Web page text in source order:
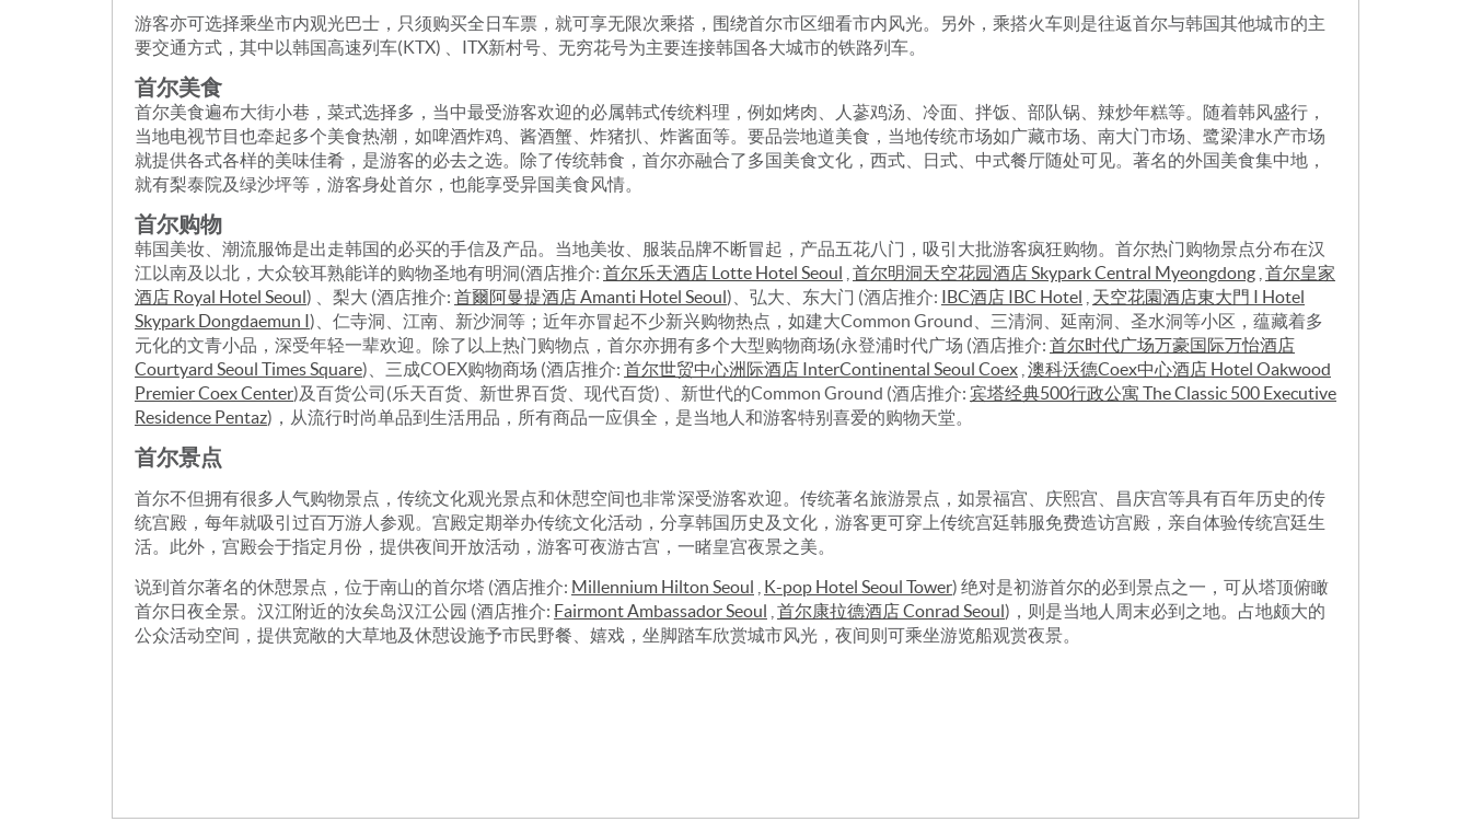
游客亦可选择乘坐市内观光巴士，只须购买全日车票，就可享无限次乘搭，围绕首尔市区细看市内风光。另外，乘搭火车则是往返首尔与韩国其他城市的主
要交通方式，其中以韩国高速列车(KTX) 、ITX新村号、无穷花号为主要连接韩国各大城市的铁路列车。
首尔美食
首尔美食遍布大街小巷，菜式选择多，当中最受游客欢迎的必属韩式传统料理，例如烤肉、人蔘鸡汤、冷面、拌饭、部队锅、辣炒年糕等。随着韩风盛行，
当地电视节目也牵起多个美食热潮，如啤酒炸鸡、酱酒蟹、炸猪扒、炸酱面等。要品尝地道美食，当地传统市场如广藏市场、南大门市场、鹭梁津水产市场
就提供各式各样的美味佳肴，是游客的必去之选。除了传统韩食，首尔亦融合了多国美食文化，西式、日式、中式餐厅随处可见。著名的外国美食集中地，
就有梨泰院及绿沙坪等，游客身处首尔，也能享受异国美食风情。
首尔购物
韩国美妆、潮流服饰是出走韩国的必买的手信及产品。当地美妆、服装品牌不断冒起，产品五花八门，吸引大批游客疯狂购物。首尔热门购物景点分布在汉
江以南及以北，大众较耳熟能详的购物圣地有明洞(酒店推介: 首尔乐天酒店 Lotte Hotel Seoul 首尔明洞天空花园酒店 Skypark Central Myeongdong 首尔皇家
酒店 Royal Hotel Seoul) 、梨大 (酒店推介: 首爾阿曼提酒店 Amanti Hotel Seoul)、弘大、东大门 (酒店推介: IBC酒店 IBC Hotel
天空花園酒店東大門 I Hotel
Skypark Dongdaemun I)、仁寺洞、江南、新沙洞等；近年亦冒起不少新兴购物热点，如建大Common Ground、三清洞、延南洞、圣水洞等小区，蕴藏着多
元化的文青小品，深受年轻一辈欢迎。除了以上热门购物点，首尔亦拥有多个大型购物商场(永登浦时代广场 (酒店推介: 首尔时代广场万豪国际万怡酒店
Courtyard Seoul Times Square)、三成COEX购物商场 (酒店推介: 首尔世贸中心洲际酒店 InterContinental Seoul Coex 澳科沃德Coex中心酒店 Hotel Oakwood
Premier Coex Center)及百货公司(乐天百货、新世界百货、现代百货) 、新世代的Common Ground (酒店推介: 宾塔经典500行政公寓 The Classic 500 Executive
Residence Pentaz)，从流行时尚单品到生活用品，所有商品一应俱全，是当地人和游客特别喜爱的购物天堂。
首尔景点
首尔不但拥有很多人气购物景点，传统文化观光景点和休憇空间也非常深受游客欢迎。传统著名旅游景点，如景福宫、庆熙宫、昌庆宫等具有百年历史的传
统宫殿，每年就吸引过百万游人参观。宫殿定期举办传统文化活动，分享韩国历史及文化，游客更可穿上传统宫廷韩服免费造访宫殿，亲自体验传统宫廷生
活。此外，宫殿会于指定月份，提供夜间开放活动，游客可夜游古宫，一睹皇宫夜景之美。
说到首尔著名的休憇景点，位于南山的首尔塔 (酒店推介: Millennium Hilton Seoul K-pop Hotel Seoul Tower) 绝对是初游首尔的必到景点之一，可从塔顶俯瞰
首尔日夜全景。汉江附近的汝矣岛汉江公园 (酒店推介: Fairmont Ambassador Seoul 首尔康拉德酒店 Conrad Seoul)，则是当地人周末必到之地。占地颇大的
公众活动空间，提供宽敞的大草地及休憇设施予市民野餐、嬉戏，坐脚踏车欣赏城市风光，夜间则可乘坐游览船观赏夜景。